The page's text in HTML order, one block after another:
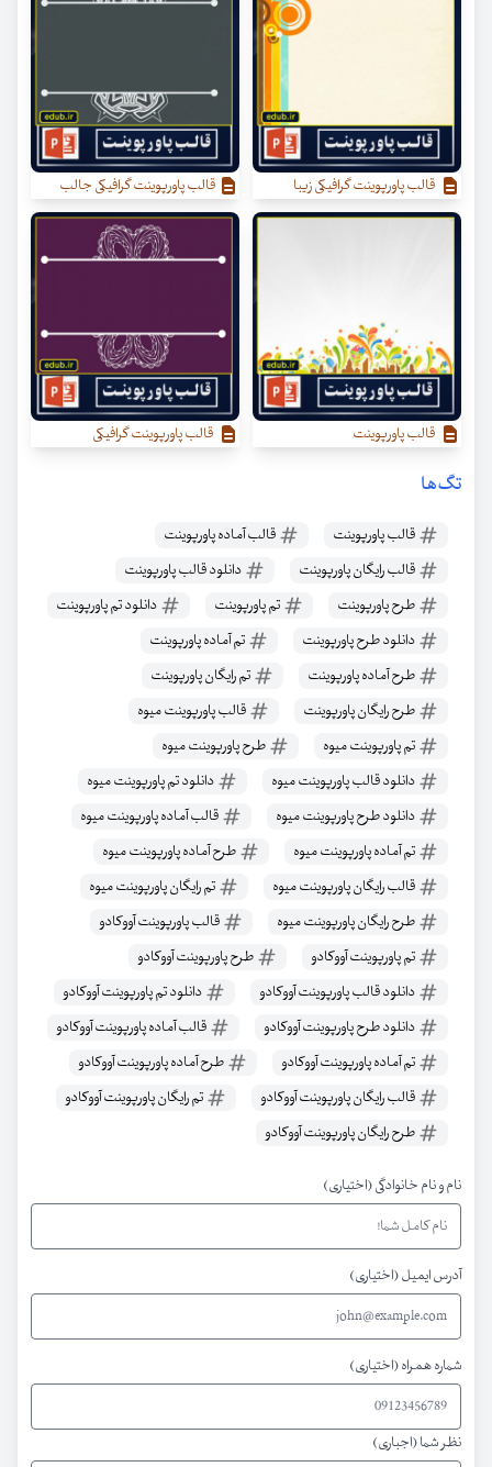
قالب پاورپوینت گرافیکی زیبا قالب پاورپوینت گرافیکی جالب
قالب پاورپوینت قالب پاورپوینت گرافیکی
تگ‌ها
قالب پاورپوینت
قالب آماده پاورپوینت
قالب رایگان پاورپوینت
دانلود قالب پاورپوینت
طرح پاورپوینت
تم پاورپوینت
دانلود تم پاورپوینت
دانلود طرح پاورپوینت
تم آماده پاورپوینت
طرح آماده پاورپوینت
تم رایگان پاورپوینت
طرح رایگان پاورپوینت
قالب پاورپوینت میوه
تم پاورپوینت میوه
طرح پاورپوینت میوه
دانلود قالب پاورپوینت میوه
دانلود تم پاورپوینت میوه
دانلود طرح پاورپوینت میوه
قالب آماده پاورپوینت میوه
تم آماده پاورپوینت میوه
طرح آماده پاورپوینت میوه
قالب رایگان پاورپوینت میوه
تم رایگان پاورپوینت میوه
طرح رایگان پاورپوینت میوه
قالب پاورپوینت آووکادو
تم پاورپوینت آووکادو
طرح پاورپوینت آووکادو
دانلود قالب پاورپوینت آووکادو
دانلود تم پاورپوینت آووکادو
دانلود طرح پاورپوینت آووکادو
قالب آماده پاورپوینت آووکادو
تم آماده پاورپوینت آووکادو
طرح آماده پاورپوینت آووکادو
قالب رایگان پاورپوینت آووکادو
تم رایگان پاورپوینت آووکادو
طرح رایگان پاورپوینت آووکادو
نام و نام خانوادگی (اختیاری)
آدرس ایمیل (اختیاری)
شماره همراه (اختیاری)
نظر شما (اجباری)